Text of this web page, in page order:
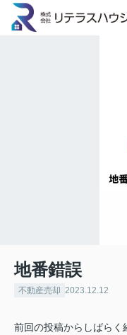
地番錯誤
不動産売却 2023.12.12
前回の投稿からしばら